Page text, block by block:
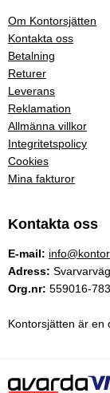
Om Kontorsjätten
Kontakta oss
Betalning
Returer
Leverans
Reklamation
Allmänna villkor
Integritetspolicy
Cookies
Mina fakturor
Kontakta oss
E-mail:
Adress:
Org.nr: 559016-
Kontorsjätten är en